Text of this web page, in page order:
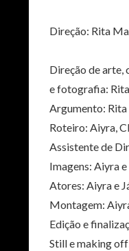
Direção: Rita
Direção de arte,
e fotografia:
Argumento:
Roteiro: Aiyra,
Assistente de
Imagens: Aiyra
Atores: Aiyra e
Montagem:
Edição e
Still e making